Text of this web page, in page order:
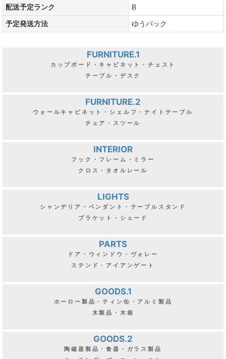
配送予定ランク
B
予定発送方法
ゆうパック
FURNITURE.1
カップボード・キャビネット・チェスト
テーブル・デスク
FURNITURE.2
ウォールキャビネット・シェルフ・ナイトテーブル
チェア・スツール
INTERIOR
フック・フレーム・ミラー
クロス・タオルレール
LIGHTS
シャンデリア・ペンダント・テーブルスタンド
ブラケット・シェード
PARTS
ドア・ウィンドウ・ヴォレー
ステンド・アイアンゲート
GOODS.1
ホーロー製品・ティン缶・アルミ製品
木製品・木箱
GOODS.2
陶磁器製品・食器・ガラス製品